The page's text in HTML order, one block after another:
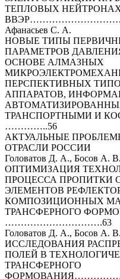
ТЕПЛОВЫХ
Афанасьев С. А.
НОВЫЕ ТИПЫ
ПАРАМЕТРОВ
ОСНОВЕ АЛМАЗНЫХ
ПЕРСПЕКТИВНЫХ
АППАРАТОВ,
ТРАНСПОРТНЫМИ И
…………..56
АКТУАЛЬНЫЕ
ОТРАСЛИ РОССИИ
Головатов Д. А., Босов А.
ОПТИМИЗАЦИЯ
ПРОЦЕССА ПРОПИТКИ
ЭЛЕМЕНТОВ
КОМПОЗИЦИОННЫХ
ТРАНСФЕРНОГО
………………………….63
Головатов Д. А., Босов А.
ИССЛЕДОВАНИЯ
ПОЛЕЙ В
ТРАНСФЕРНОГО